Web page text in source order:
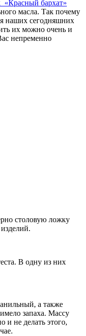
«Красный бархат»
масла. Так почему
наших сегодняшних
их можно очень и
непременно
столовую ложку
В одну из них
а также
запаха. Массу
не делать этого,